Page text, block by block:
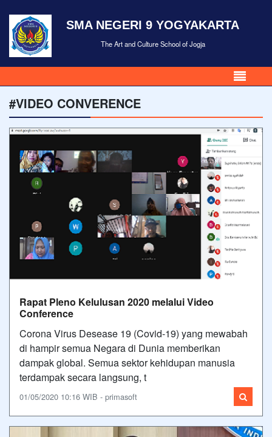
SMA NEGERI 9 YOGYAKARTA
The Art and Culture School of Jogja
#VIDEO CONVERENCE
Rapat Pleno Kelulusan 2020 melalui Video
Conference
Corona Virus Desease 19 (Covid-19) yang mewabah
di hampir semua Negara di Dunia memberikan
dampak global. Semua sektor kehidupan manusia
terdampak secara langsung, t
01/05/2020 10:16 WIB - primasoft